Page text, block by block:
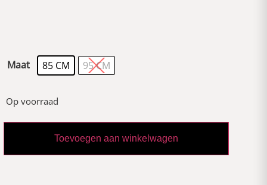
Maat 85 CM 95 CM
Op voorraad
Toevoegen aan winkelwagen